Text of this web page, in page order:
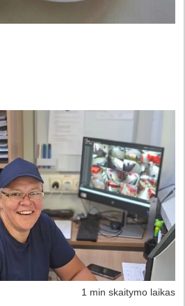
1 min skaitymo laikas